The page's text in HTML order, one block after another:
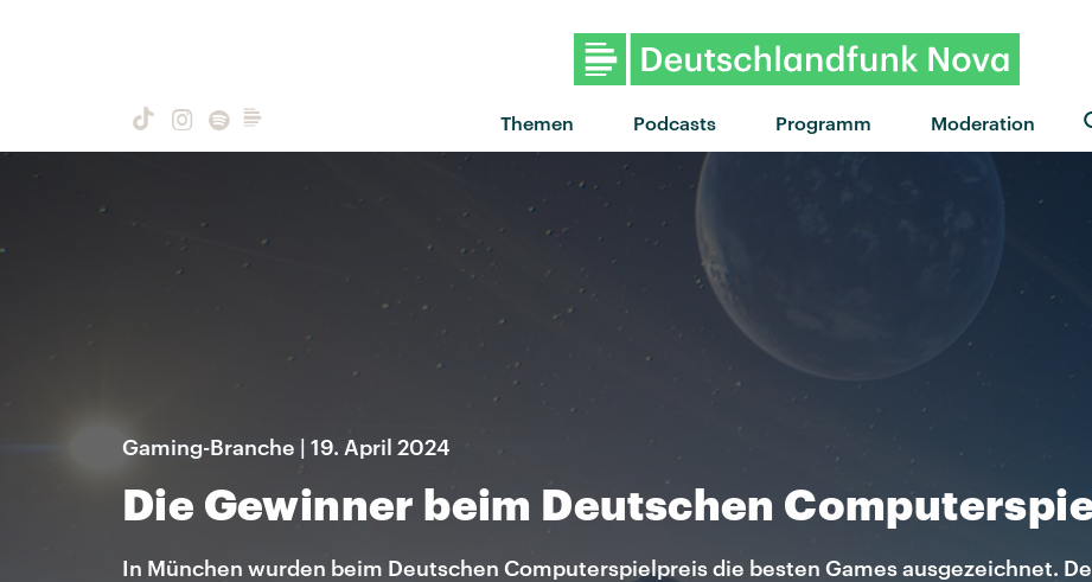
Themen Podcasts Programm Moderation
"Mein Babe" von Baumgart · "Mein Babe" von
Gaming-Branche | 19. April 2024
Die Gewinner beim Deutschen
In München wurden beim Deutschen Computerspielpreis die besten Games ausgezeichnet.